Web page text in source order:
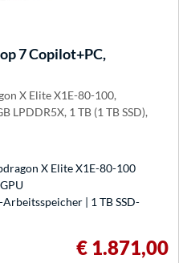
7 Copilot+PC,
X Elite X1E-80-100,
LPDDR5X, 1 TB (1 TB SSD),
X Elite X1E-80-100
| 1 TB SSD-
€ 1.871,00